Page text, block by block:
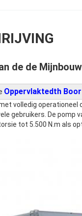
de de
Oppervlaktedth Boor
volledig operationeel
gebruikers. De pomp
tot 5.500 N.m als